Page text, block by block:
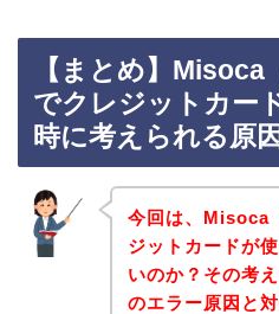
【まとめ】
でクレジットカー
時に考えられる原
今回は、Misoca
ジットカードが
いのか？その考
のエラー原因と